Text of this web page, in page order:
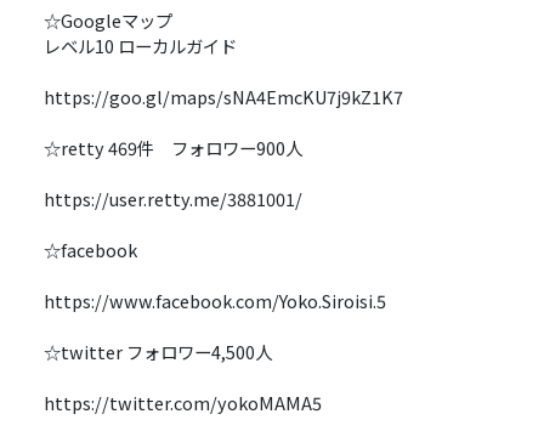
☆Googleマップ
レベル10 ローカルガイド
https://goo.gl/maps/sNA4EmcKU7j9kZ1K7
☆retty 469件 フォロワー900人
https://user.retty.me/3881001/
☆facebook
https://www.facebook.com/Yoko.Siroisi.5
☆twitter フォロワー4,500人
https://twitter.com/yokoMAMA5